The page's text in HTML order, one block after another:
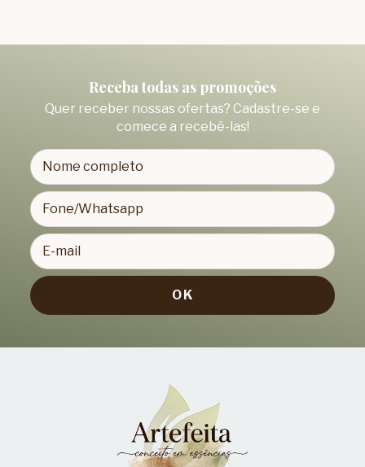
Receba todas as promoções
Quer receber nossas ofertas? Cadastre-se e
comece a recebê-las!